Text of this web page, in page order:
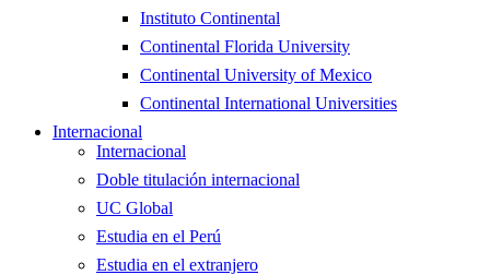
Instituto Continental
Continental Florida University
Continental University of Mexico
Continental International Universities
Internacional
Internacional
Doble titulación internacional
UC Global
Estudia en el Perú
Estudia en el extranjero